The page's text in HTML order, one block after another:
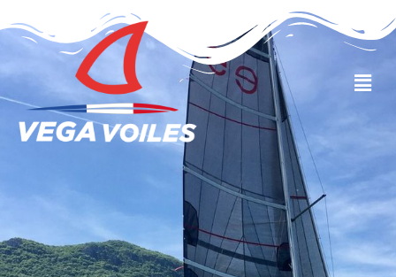
VOILES OCCASIONS